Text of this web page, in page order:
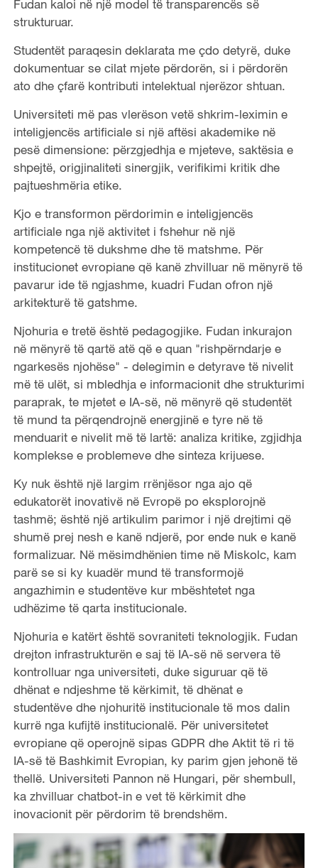
Fudan kaloi në një model të transparencës së
strukturuar.
Studentët paraqesin deklarata me çdo detyrë, duke
dokumentuar se cilat mjete përdorën, si i përdorën
ato dhe çfarë kontributi intelektual njerëzor shtuan.
Universiteti më pas vlerëson vetë shkrim-leximin e
inteligjencës artificiale si një aftësi akademike në
pesë dimensione: përzgjedhja e mjeteve, saktësia e
shpejtë, origjinaliteti sinergjik, verifikimi kritik dhe
pajtueshmëria etike.
Kjo e transformon përdorimin e inteligjencës
artificiale nga një aktivitet i fshehur në një
kompetencë të dukshme dhe të matshme. Për
institucionet evropiane që kanë zhvilluar në mënyrë të
pavarur ide të ngjashme, kuadri Fudan ofron një
arkitekturë të gatshme.
Njohuria e tretë është pedagogjike. Fudan inkurajon
në mënyrë të qartë atë që e quan "rishpërndarje e
ngarkesës njohëse" - delegimin e detyrave të nivelit
më të ulët, si mbledhja e informacionit dhe strukturimi
paraprak, te mjetet e IA-së, në mënyrë që studentët
të mund ta përqendrojnë energjinë e tyre në të
menduarit e nivelit më të lartë: analiza kritike, zgjidhja
komplekse e problemeve dhe sinteza krijuese.
Ky nuk është një largim rrënjësor nga ajo që
edukatorët inovativë në Evropë po eksplorojnë
tashmë; është një artikulim parimor i një drejtimi që
shumë prej nesh e kanë ndjerë, por ende nuk e kanë
formalizuar. Në mësimdhënien time në Miskolc, kam
parë se si ky kuadër mund të transformojë
angazhimin e studentëve kur mbështetet nga
udhëzime të qarta institucionale.
Njohuria e katërt është sovraniteti teknologjik. Fudan
drejton infrastrukturën e saj të IA-së në servera të
kontrolluar nga universiteti, duke siguruar që të
dhënat e ndjeshme të kërkimit, të dhënat e
studentëve dhe njohuritë institucionale të mos dalin
kurrë nga kufijtë institucionalë. Për universitetet
evropiane që operojnë sipas GDPR dhe Aktit të ri të
IA-së të Bashkimit Evropian, ky parim gjen jehonë të
thellë. Universiteti Pannon në Hungari, për shembull,
ka zhvilluar chatbot-in e vet të kërkimit dhe
inovacionit për përdorim të brendshëm.